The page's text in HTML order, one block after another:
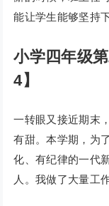
能让学生能够坚持
小学四年级
4】
一转眼又接近期末
有甜。本学期，为
化、有纪律的一代
人。我做了大量工